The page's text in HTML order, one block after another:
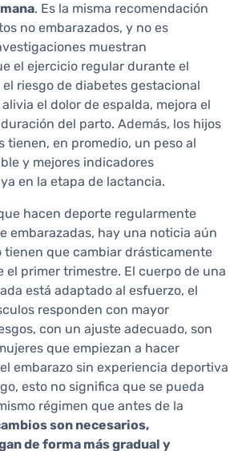
. Es la misma recomendación
no embarazados, y no es
muestran
el ejercicio regular durante el
riesgo de diabetes gestacional
el dolor de espalda, mejora el
del parto. Además, los hijos
tienen, en promedio, un peso al
y mejores indicadores
en la etapa de lactancia.
hacen deporte regularmente
embarazadas, hay una noticia aún
tienen que cambiar drásticamente
el primer trimestre. El cuerpo de una
está adaptado al esfuerzo, el
responden con mayor
con un ajuste adecuado, son
que empiezan a hacer
embarazo sin experiencia deportiva
esto no significa que se pueda
régimen que antes de la
son necesarios,
de forma más gradual y